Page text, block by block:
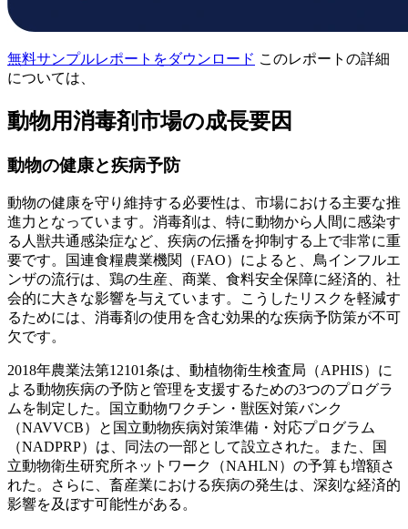
無料サンプルレポートをダウンロード このレポートの詳細
については、
動物用消毒剤市場の成長要因
動物の健康と疾病予防
動物の健康を守り維持する必要性は、市場における主要な推
進力となっています。消毒剤は、特に動物から人間に感染す
る人獣共通感染症など、疾病の伝播を抑制する上で非常に重
要です。国連食糧農業機関（FAO）によると、鳥インフルエ
ンザの流行は、鶏の生産、商業、食料安全保障に経済的、社
会的に大きな影響を与えています。こうしたリスクを軽減す
るためには、消毒剤の使用を含む効果的な疾病予防策が不可
欠です。
2018年農業法第12101条は、動植物衛生検査局（APHIS）に
よる動物疾病の予防と管理を支援するための3つのプログラ
ムを制定した。国立動物ワクチン・獣医対策バンク
（NAVVCB）と国立動物疾病対策準備・対応プログラム
（NADPRP）は、同法の一部として設立された。また、国
立動物衛生研究所ネットワーク（NAHLN）の予算も増額さ
れた。さらに、畜産業における疾病の発生は、深刻な経済的
影響を及ぼす可能性がある。